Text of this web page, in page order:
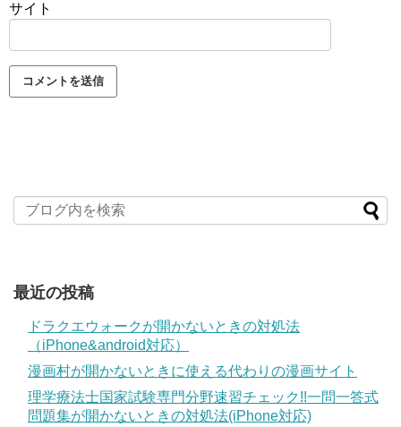
サイト
最近の投稿
ドラクエウォークが開かないときの対処法
（iPhone&android対応）
漫画村が開かないときに使える代わりの漫画サイト
理学療法士国家試験専門分野速習チェック!!一問一答式
問題集が開かないときの対処法(iPhone対応)